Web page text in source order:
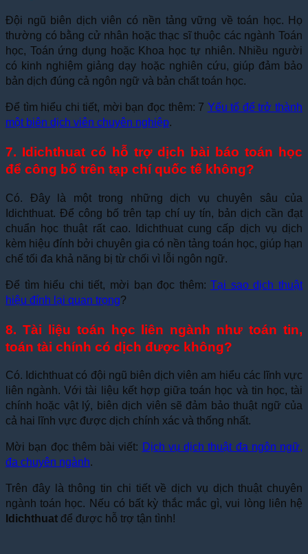
Đội ngũ biên dịch viên có nền tảng vững về toán học. Họ
thường có bằng cử nhân hoặc thạc sĩ thuộc các ngành Toán
học, Toán ứng dụng hoặc Khoa học tự nhiên. Nhiều người
có kinh nghiệm giảng dạy hoặc nghiên cứu, giúp đảm bảo
bản dịch đúng cả ngôn ngữ và bản chất toán học.
Để tìm hiểu chi tiết, mời bạn đọc thêm: 7 Yếu tố để trở thành
một biên dịch viên chuyên nghiệp.
7. Idichthuat có hỗ trợ dịch bài báo toán học
để công bố trên tạp chí quốc tế không?
Có. Đây là một trong những dịch vụ chuyên sâu của
Idichthuat. Để công bố trên tạp chí uy tín, bản dịch cần đạt
chuẩn học thuật rất cao. Idichthuat cung cấp dịch vụ dịch
kèm hiệu đính bởi chuyên gia có nền tảng toán học, giúp hạn
chế tối đa khả năng bị từ chối vì lỗi ngôn ngữ.
Để tìm hiểu chi tiết, mời bạn đọc thêm:Tại sao dịch thuật
hiệu đính lại quan trọng?
8. Tài liệu toán học liên ngành như toán tin,
toán tài chính có dịch được không?
Có. Idichthuat có đội ngũ biên dịch viên am hiểu các lĩnh vực
liên ngành. Với tài liệu kết hợp giữa toán học và tin học, tài
chính hoặc vật lý, biên dịch viên sẽ đảm bảo thuật ngữ của
cả hai lĩnh vực được dịch chính xác và thống nhất.
Mời bạn đọc thêm bài viết: Dịch vụ dịch thuật đa ngôn ngữ,
đa chuyên ngành.
Trên đây là thông tin chi tiết về dịch vụ dịch thuật chuyên
ngành toán học. Nếu có bất kỳ thắc mắc gì, vui lòng liên hệ
Idichthuat để được hỗ trợ tận tình!